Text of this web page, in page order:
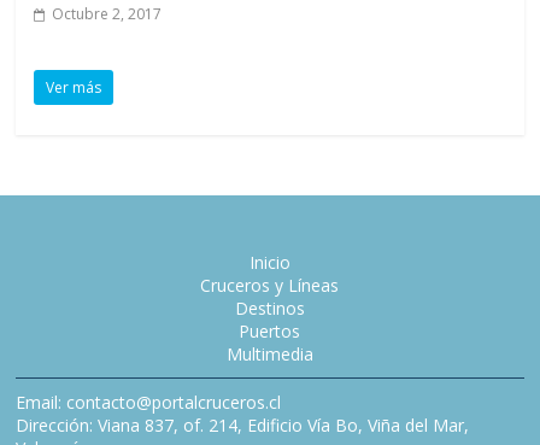
Octubre 2, 2017
Ver más
Inicio
Cruceros y Líneas
Destinos
Puertos
Multimedia
Email: contacto@portalcruceros.cl
Dirección: Viana 837, of. 214, Edificio Vía Bo, Viña del Mar,